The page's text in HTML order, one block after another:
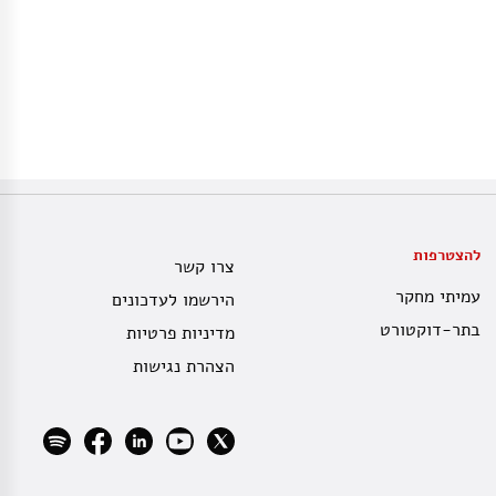
להצטרפות
עמיתי מחקר
בתר-דוקטורט
צרו קשר
הירשמו לעדכונים
מדיניות פרטיות
הצהרת נגישות